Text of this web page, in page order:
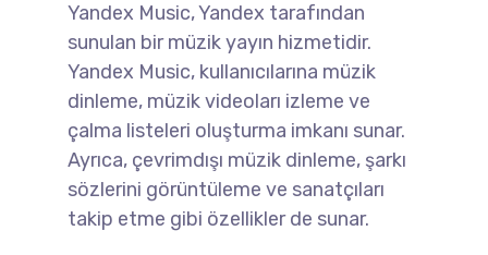
Yandex Music, Yandex tarafından
sunulan bir müzik yayın hizmetidir.
Yandex Music, kullanıcılarına müzik
dinleme, müzik videoları izleme ve
çalma listeleri oluşturma imkanı sunar.
Ayrıca, çevrimdışı müzik dinleme, şarkı
sözlerini görüntüleme ve sanatçıları
takip etme gibi özellikler de sunar.